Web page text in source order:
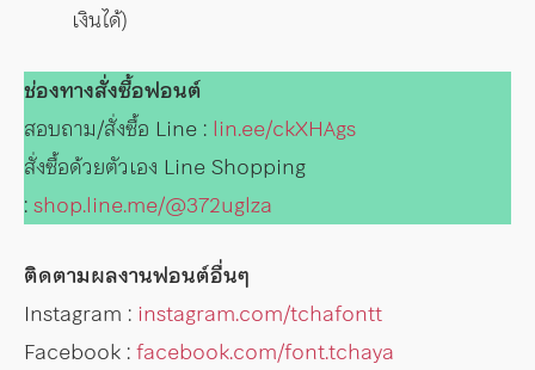
เงินได้)
ช่องทางสั่งซื้อฟอนต์
สอบถาม/สั่งซื้อ Line : lin.ee/ckXHAgs
สั่งซื้อด้วยตัวเอง Line Shopping
:shop.line.me/@372uglza
ติดตามผลงานฟอนต์อื่นๆ
Instagram : instagram.com/tchafontt
Facebook :facebook.com/font.tchaya